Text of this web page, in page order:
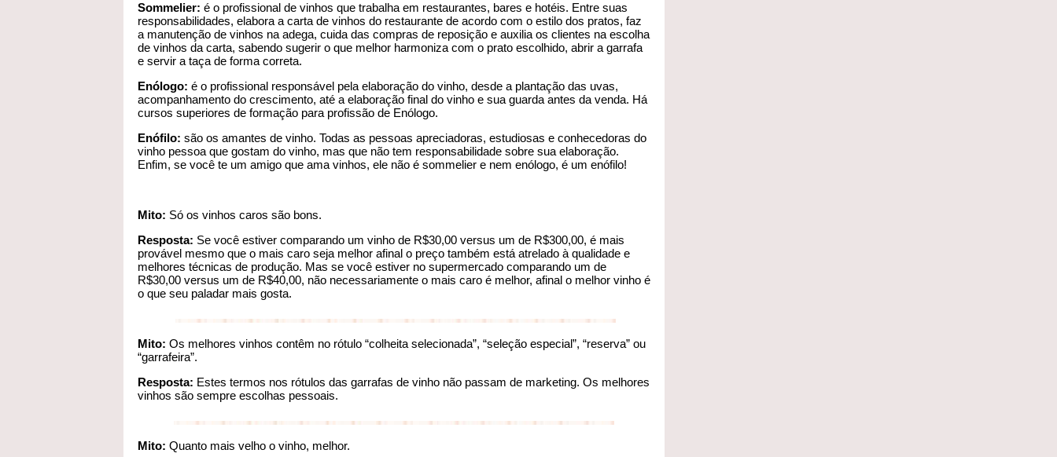
Sommelier: é o profissional de vinhos que trabalha em restaurantes, bares e hotéis. Entre suas
responsabilidades, elabora a carta de vinhos do restaurante de acordo com o estilo dos pratos, faz
a manutenção de vinhos na adega, cuida das compras de reposição e auxilia os clientes na escolha
de vinhos da carta, sabendo sugerir o que melhor harmoniza com o prato escolhido, abrir a garrafa
e servir a taça de forma correta.
Enólogo: é o profissional responsável pela elaboração do vinho, desde a plantação das uvas,
acompanhamento do crescimento, até a elaboração final do vinho e sua guarda antes da venda. Há
cursos superiores de formação para profissão de Enólogo.
Enófilo: são os amantes de vinho. Todas as pessoas apreciadoras, estudiosas e conhecedoras do
vinho pessoa que gostam do vinho, mas que não tem responsabilidade sobre sua elaboração.
Enfim, se você te um amigo que ama vinhos, ele não é sommelier e nem enólogo, é um enófilo!
Mito: Só os vinhos caros são bons.
Resposta: Se você estiver comparando um vinho de R$30,00 versus um de R$300,00, é mais
provável mesmo que o mais caro seja melhor afinal o preço também está atrelado à qualidade e
melhores técnicas de produção. Mas se você estiver no supermercado comparando um de
R$30,00 versus um de R$40,00, não necessariamente o mais caro é melhor, afinal o melhor vinho é
o que seu paladar mais gosta.
Mito: Os melhores vinhos contêm no rótulo “colheita selecionada”, “seleção especial”, “reserva” ou
“garrafeira”.
Resposta: Estes termos nos rótulos das garrafas de vinho não passam de marketing. Os melhores
vinhos são sempre escolhas pessoais.
Mito: Quanto mais velho o vinho, melhor.